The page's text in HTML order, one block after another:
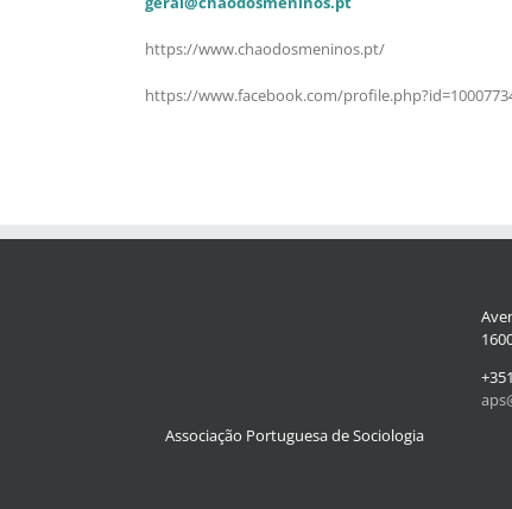
https://www.chaodosmeninos.pt/
https://www.facebook.com/
Associação Portuguesa de Sociologia